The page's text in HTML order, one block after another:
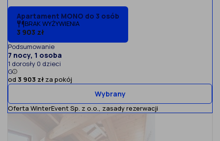
Apartament MONO do 3 osób
BRAK WYŻYWIENIA
3 903 zł
Podsumowanie
7 nocy, 1 osoba
1 dorosły 0 dzieci
G
od 3 903 zł za pokój
Wybrany
Oferta WinterEvent Sp. z o.o., zasady rezerwacji